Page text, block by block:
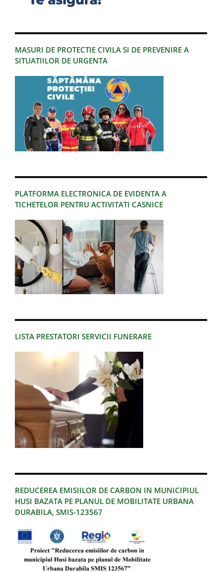
MASURI DE PROTECTIE CIVILA SI DE PREVENIRE A
SITUATIILOR DE URGENTA
PLATFORMA ELECTRONICA DE EVIDENTA A
TICHETELOR PENTRU ACTIVITATI CASNICE
LISTA PRESTATORI SERVICII FUNERARE
REDUCEREA EMISIILOR DE CARBON IN MUNICIPIUL
HUSI BAZATA PE PLANUL DE MOBILITATE URBANA
DURABILA, SMIS-123567